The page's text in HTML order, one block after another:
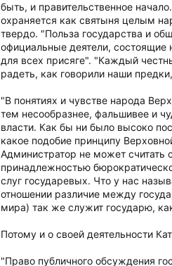
быть, и правительственное
охраняется как святыня целым
твердо. "Польза государства и
официальные деятели,
для всех присяге". "Каждый
радеть, как говорили наши
"В понятиях и чувстве народа
тем несообразнее, фальшивее и
власти. Как бы ни было высоко
какое подобие принципу
Администратор не может
принадлежностью
слуг государевых. Что у нас
отношении различие между
мира) так же служит государю,
Потому и о своей деятельности
"Право публичного обсуждения